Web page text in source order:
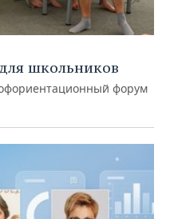
школьников
форум